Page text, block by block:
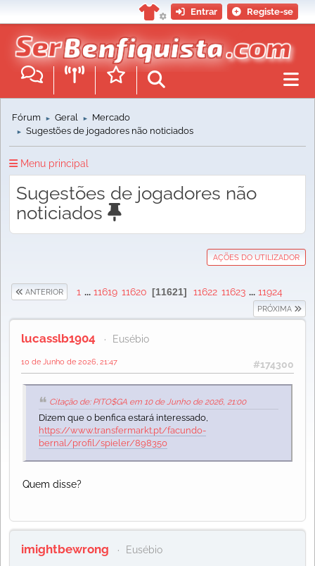
Entrar Registe-se
Fórum ► Geral ► Mercado
► Sugestões de jogadores não noticiados
Menu principal
Sugestões de jogadores não
noticiados
AÇÕES DO UTILIZADOR
ANTERIOR 1 ... 11619 11620 11621 11622 11623 ... 11924
PRÓXIMA
lucasslb1904 Eusébio
#174300
10 de Junho de 2026, 21:47
Citação de: PITO$GA em 10 de Junho de 2026, 21:00
Dizem que o benfica estará interessado,
https://www.transfermarkt.pt/facundo-
bernal/profil/spieler/898350
Quem disse?
imightbewrong Eusébio